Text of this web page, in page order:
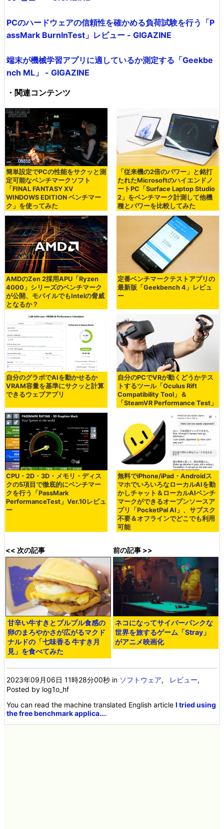
PCのハードウェアの信頼性を確かめる負荷試験を行う「P
assMark BurnInTest」レビュー - GIGAZINE
端末が機械学習アプリに適しているか測定する「Geekbe
nch ML」 - GIGAZINE
・関連コンテンツ
簡単設定でPCの性能をサクッと測
定可能なベンチマークソフト
「FINAL FANTASY XV
WINDOWS EDITION ベンチマー
ク」を使ってみた
「従来機の2倍のパワー」と銘打
たれたMicrosoftのハイエンドノ
ートPC「Surface Laptop Studio
2」をベンチマーク計測して他機
種とパワーを比較してみた
AMDのZen 2採用APU「Ryzen
4000」シリーズのベンチマーク
が公開、モバイルでもIntelの脅威
となるか？
定番ベンチマークテストアプリの
最新版「Geekbench 4」レビュ
ー
自分のグラボでAIを動かせるか
VRAM容量を基準にサクッと計算
できるウェブアプリ
自分のPCでVRが動くどうかテス
トするツール「Oculus Rift
Compatibility Tool」＆
「SteamVR Performance Test」
CPU・2D・3D・メモリ・ディス
クの5項目で徹底的にベンチマー
クを行う「PassMark
PerformanceTest」Ver.10レビュ
ー
無料でiPhone/iPad・Androidス
マホでいろいろなローカルAIを動
かしチャット＆ローカルAIベンチ
マークができるオープンソースア
プリ「PocketPal AI」、サブスク
不要＆オフラインでどこでも利用
可能
<< 次の記事
甘辛い牛すきとプルプル食感の
卵のまろやかさが広がるマクド
ナルドの「七味香る 牛すき月
見」を食べてみた
前の記事 >>
ネコになってサイバーパンクな
世界を旅するゲーム「Stray」
がアニメ映画化
2023年09月06日 11時28分00秒 in ソフトウェア, レビュー,
Posted by log1o_hf
You can read the machine translated English articleI tried using
the free benchmark applica….